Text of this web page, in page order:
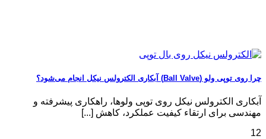
چرا روی توپی‌ ولو (Ball Valve) آبکاری الکترولس نیکل انجام می‌شود؟
آبکاری الکترولس نیکل روی توپی‌ ولوها، راهکاری پیشرفته و
مهندسی برای ارتقاء کیفیت عملکرد، کاهش [...]
12